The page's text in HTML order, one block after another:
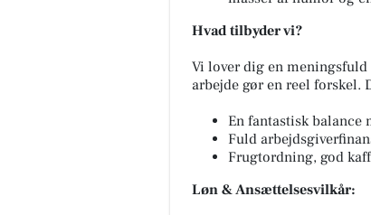
Hvad tilbyder vi?
Vi lover dig en
arbejde gør en reel forskel.
En fantastisk
Fuld
Frugtordning, god
Løn & Ansættelsesvilkår: